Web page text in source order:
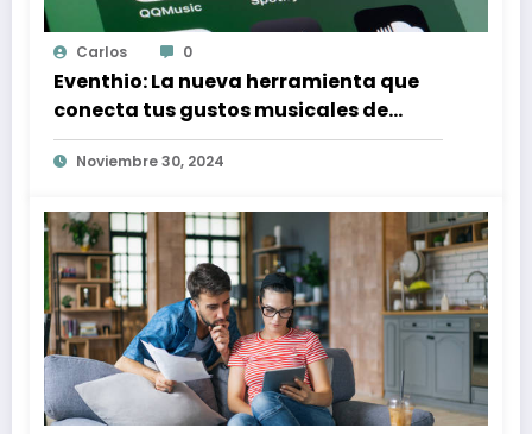
Carlos 0
Eventhio: La nueva herramienta que
conecta tus gustos musicales de
Spotify con conciertos en tu zona
Noviembre 30, 2024